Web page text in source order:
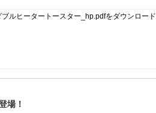
ブルヒータートースター_hp.pdfをダウンロード
場！